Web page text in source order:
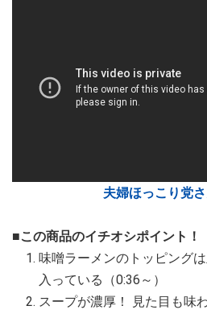
夫婦ほっこり党
■この商品のイチオシポイント！
味噌ラーメンのトッピング
入っている（0:36～）
スープが濃厚！ 見た目も味